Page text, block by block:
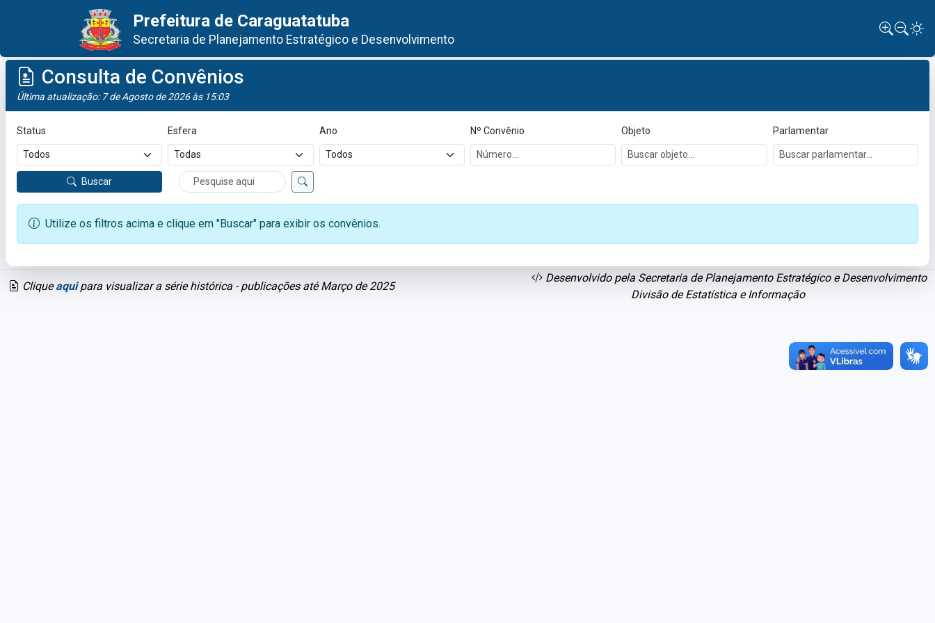
Prefeitura de Caraguatatuba
Secretaria de Planejamento Estratégico e Desenvolvimento
Consulta de Convênios
Última atualização: 7 de Agosto de 2026 às 15:03
Status Esfera Ano Nº Convênio Objeto Parlamentar
Buscar
Utilize os filtros acima e clique em "Buscar" para exibir os convênios.
Cliqueaquipara visualizar a série histórica - publicações até Março de 2025
Desenvolvido pela Secretaria de Planejamento Estratégico e Desenvolvimento
Divisão de Estatística e Informação